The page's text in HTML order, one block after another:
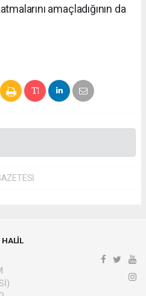
amaçladığının da
HALİL